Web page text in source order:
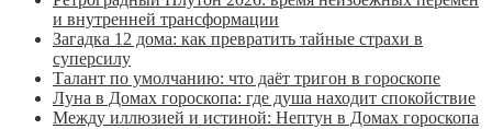
и внутренней трансформации
Загадка 12 дома: как превратить тайные страхи в
суперсилу
Талант по умолчанию: что даёт тригон в гороскопе
Луна в Домах гороскопа: где душа находит спокойствие
Между иллюзией и истиной: Нептун в Домах гороскопа